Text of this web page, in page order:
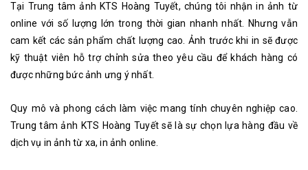
Tại Trung tâm ảnh KTS Hoàng Tuyết, chúng tôi nhận in ảnh từ
online với số lượng lớn trong thời gian nhanh nhất. Nhưng vẫn
cam kết các sản phẩm chất lượng cao. Ảnh trước khi in sẽ được
kỹ thuật viên hỗ trợ chỉnh sửa theo yêu cầu để khách hàng có
được những bức ảnh ưng ý nhất.
Quy mô và phong cách làm việc mang tính chuyên nghiệp cao.
Trung tâm ảnh KTS Hoàng Tuyết sẽ là sự chọn lựa hàng đầu về
dịch vụ in ảnh từ xa, in ảnh online.